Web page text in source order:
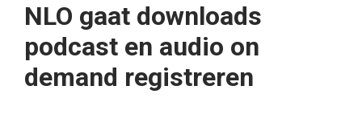
NLO gaat downloads
podcast en audio on
demand registreren